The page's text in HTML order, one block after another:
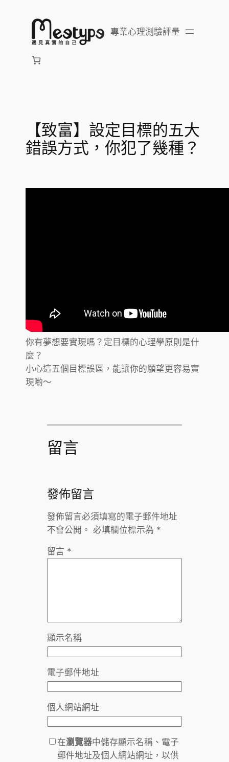
專業心理測驗評量
【致富】設定目標的五大
錯誤方式，你犯了幾種？
你有夢想要實現嗎？定目標的心理學原則是什
麼？
小心這五個目標誤區，能讓你的願望更容易實
現喲～
留言
發佈留言
發佈留言必須填寫的電子郵件地址
不會公開。 必填欄位標示為 *
留言 *
顯示名稱
電子郵件地址
個人網站網址
在瀏覽器中儲存顯示名稱、電子
郵件地址及個人網站網址，以供